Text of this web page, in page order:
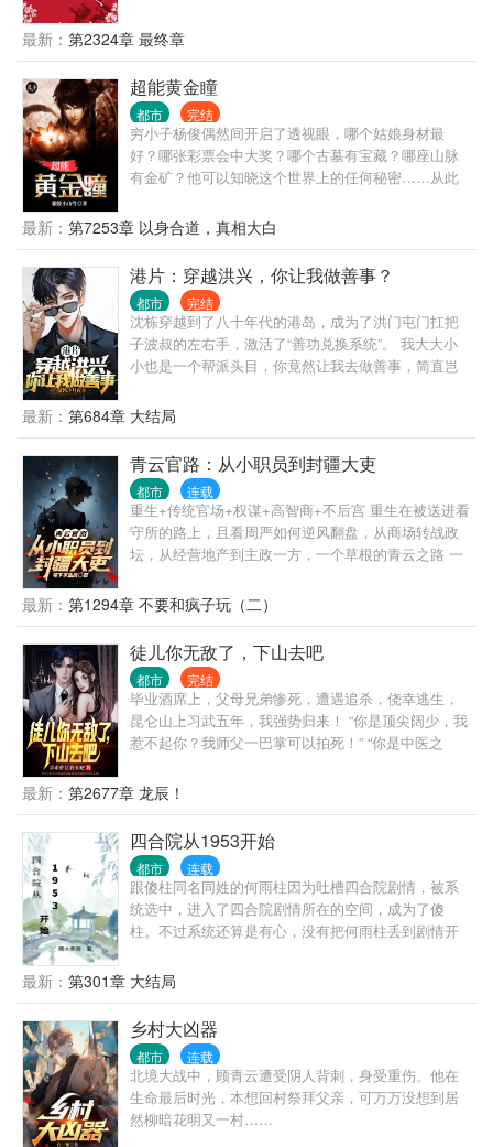
人情，误入了一个无解的棋局。 他以为自己要在监狱
里呆一辈子，没想到在破局的过程中，自己从棋子变
成了对弈人。
最新： 第2324章 最终章
超能黄金瞳
都市 完结
穷小子杨俊偶然间开启了透视眼，哪个姑娘身材最
好？哪张彩票会中大奖？哪个古墓有宝藏？哪座山脉
有金矿？他可以知晓这个世界上的任何秘密……从此
最新： 第7253章 以身合道，真相大白
港片：穿越洪兴，你让我做善事？
都市 完结
沈栋穿越到了八十年代的港岛，成为了洪门屯门扛把
子波叔的左右手，激活了“善功兑换系统”。 我大大小
小也是一个帮派头目，你竟然让我去做善事，简直岂
100点。” “恭喜你率领小弟做起了正当生意，奖励善功
500点。” “恭喜你资助福利院五百万，奖励善功5000
点。” ...... 在发现善功能够用来兑换各种东西后，沈栋
彻底爱上了做善事。 黄志诚：一千万善款？你确定捐
款人是洪兴的扛把子？ 李文彬：很难相信这个与孩子
们玩在一起的人是个江湖大佬。 陆启昌：沈栋有慈善
护体，我们动不了他。 ...... 我是洪兴扛把子沈栋，一
不留神，从一个古惑仔变成了港岛最有名的大富豪和
最新： 第684章 大结局
青云官路：从小职员到封疆大吏
都市 连载
重生+传统官场+权谋+高智商+不后宫 重生在被送进看
守所的路上，且看周严如何逆风翻盘，从商场转战政
坛，从经营地产到主政一方，一个草根的青云之路 一
人物，有着普通人该有的七情六欲，也有着做一番事
业的野望。商海也好，政治也好，做一个能够守住良
知底线的人，就是最大的成功。
最新： 第1294章 不要和疯子玩（二）
徒儿你无敌了，下山去吧
都市 完结
毕业酒席上，父母兄弟惨死，遭遇追杀，侥幸逃生，
昆仑山上习武五年，我强势归来！ “你是顶尖阔少，我
惹不起你？我师父一巴掌可以拍死！” “你是中医之
是宗师武者，一人之下，万人之上？我师父坐镇昆
仑，天下宗师来拜！” “你是江南王，权倾天下？我师
父曾为帝师，是你上司的上司！” “你亿万家产，左右
世界金融走向？我师父掌控印钞机，你的钱是他发行
的！” 这样的无敌师傅，叶北辰有99个。
最新： 第2677章 龙辰！
四合院从1953开始
都市 连载
跟傻柱同名同姓的何雨柱因为吐槽四合院剧情，被系
统选中，进入了四合院剧情所在的空间，成为了傻
柱。不过系统还算是有心，没有把何雨柱丢到剧情开
前。 既然来了，既然有系统，我这个何雨柱这辈子不
再被忽悠，不再当舔狗。活出自己，活出潇洒。
最新： 第301章 大结局
乡村大凶器
都市 连载
北境大战中，顾青云遭受阴人背刺，身受重伤。他在
生命最后时光，本想回村祭拜父亲，可万万没想到居
然柳暗花明又一村……